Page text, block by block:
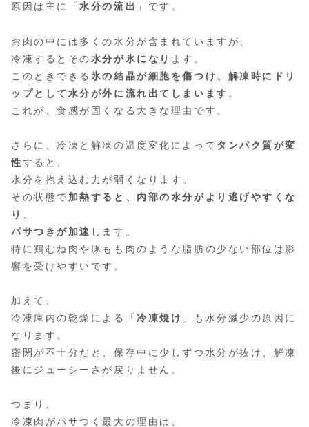
原因は主に「水分の流出 」です。
お肉の中には多くの水分が含まれていますが、
冷凍するとその水分が氷になり ます。
このときできる 氷の結晶が細胞を傷つけ、解凍時にドリ
ップとして水分が外に流れ出てしまいます 。
これが、食感が固くなる大きな理由です。
さらに、冷凍と解凍の温度変化によって タンパク質が変
性すると、
水分を抱え込む力が弱くなります。
その状態で 加熱すると、内部の水分がより逃げやすくな
り
パサつきが加速 します。
特に鶏むね肉や豚もも肉のような脂肪の少ない部位は影
響を受けやすいです。
加えて、
冷凍庫内の乾燥による「冷凍焼け 」も水分減少の原因に
なります。
密閉が不十分だと、保存中に少しずつ水分が抜け、解凍
後にジューシーさが戻りません。
つまり、
冷凍肉がパサつく最大の理由は、